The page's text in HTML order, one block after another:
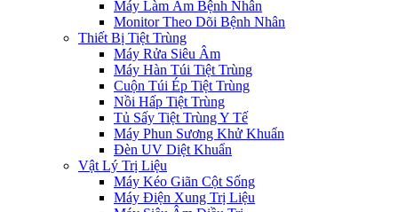
Máy Làm Ấm Bệnh Nhân
Monitor Theo Dõi Bệnh Nhân
Thiết Bị Tiệt Trùng
Máy Rửa Siêu Âm
Máy Hàn Túi Tiệt Trùng
Cuộn Túi Ép Tiệt Trùng
Nồi Hấp Tiệt Trùng
Tủ Sấy Tiệt Trùng Y Tế
Máy Phun Sương Khử Khuẩn
Đèn UV Diệt Khuẩn
Vật Lý Trị Liệu
Máy Kéo Giãn Cột Sống
Máy Điện Xung Trị Liệu